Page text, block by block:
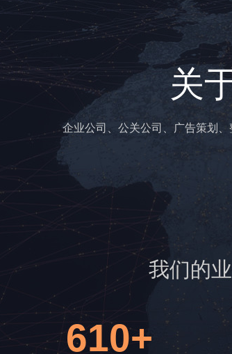
关
企业公司、公关公司、广告策划
我们的
610+